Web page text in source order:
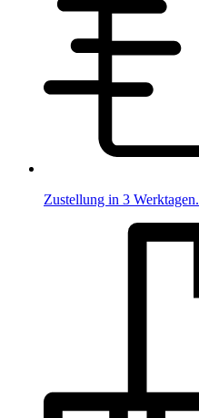
Zustellung in 3 Werktagen.